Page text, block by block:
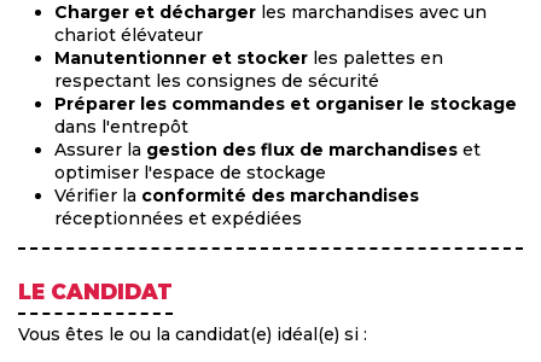
Charger et décharger les marchandises avec un
chariot élévateur
Manutentionner et stocker les palettes en
respectant les consignes de sécurité
Préparer les commandes et organiser le stockage
dans l'entrepôt
Assurer la gestion des flux de marchandises et
optimiser l'espace de stockage
Vérifier la conformité des marchandises
réceptionnées et expédiées
LE CANDIDAT
Vous êtes le ou la candidat(e) idéal(e) si :